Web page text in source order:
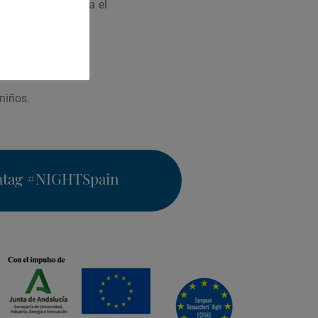
en práctica el
#NIGHTSpain